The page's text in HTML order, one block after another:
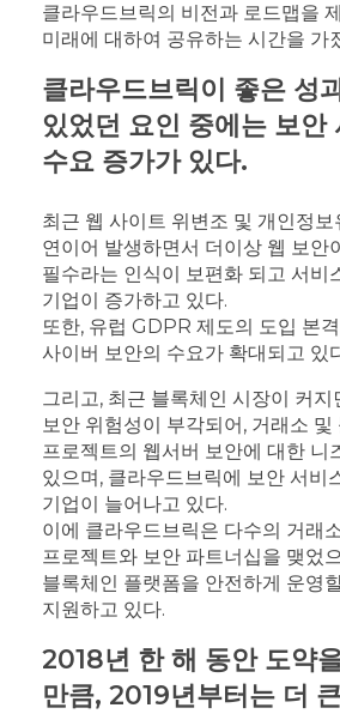
클라우드브릭의 비전과 로드맵을
미래에 대하여 공유하는 시간을 가
클라우드브릭이 좋은 성
있었던 요인 중에는 보안
수요 증가가 있다.
최근 웹 사이트 위변조 및 개인정보
연이어 발생하면서 더이상 웹 보안
필수라는 인식이 보편화 되고 서비
기업이 증가하고 있다.
또한, 유럽 GDPR 제도의 도입 본
사이버 보안의 수요가 확대되고 있
그리고, 최근 블록체인 시장이 커지
보안 위험성이 부각되어, 거래소 및
프로젝트의 웹서버 보안에 대한 니
있으며, 클라우드브릭에 보안 서비
기업이 늘어나고 있다.
이에 클라우드브릭은 다수의 거래
프로젝트와 보안 파트너십을 맺었
블록체인 플랫폼을 안전하게 운영
지원하고 있다.
2018년 한 해 동안 도약
만큼, 2019년부터는 더